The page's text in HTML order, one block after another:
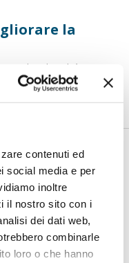
contenuti ed
social media e per
inoltre
il nostro sito con i
dei dati web,
combinarle
loro o che hanno
la
-
Nel Dark Web è
di malware o di